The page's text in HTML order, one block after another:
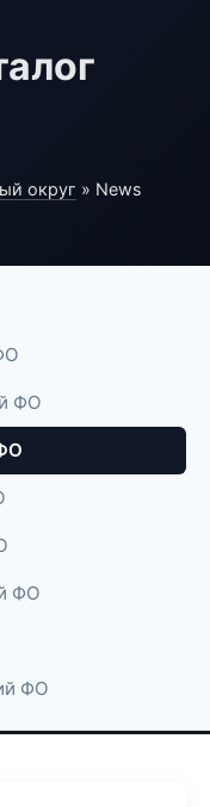
округ » News
ФО
ФО
ФО